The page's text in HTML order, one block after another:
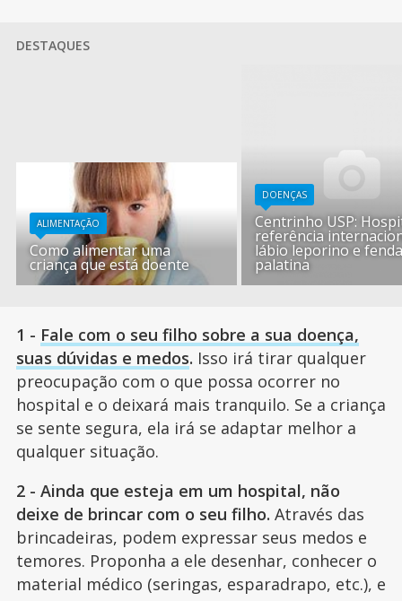
DESTAQUES
ALIMENTAÇÃO
Como alimentar uma
criança que está doente
DOENÇAS
Centrinho USP:
referência
lábio leporino e
palatina
1 - Fale com o seu filho sobre a sua doença,
suas dúvidas e medos. Isso irá tirar qualquer
preocupação com o que possa ocorrer no
hospital e o deixará mais tranquilo. Se a criança
se sente segura, ela irá se adaptar melhor a
qualquer situação.
2 - Ainda que esteja em um hospital, não
deixe de brincar com o seu filho. Através das
brincadeiras, podem expressar seus medos e
temores. Proponha a ele desenhar, conhecer o
material médico (seringas, esparadrapo, etc.), e